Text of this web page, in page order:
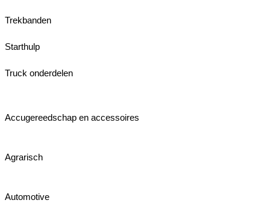
Trekbanden
Starthulp
Truck onderdelen
Accugereedschap en accessoires
Agrarisch
Automotive